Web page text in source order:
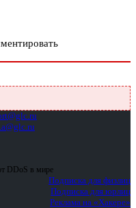
DDoS в мире
Подписка для физлиц
Подписка для юрлиц
Реклама на «Хакере»